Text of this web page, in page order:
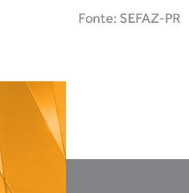
Fonte: SEFAZ-PR